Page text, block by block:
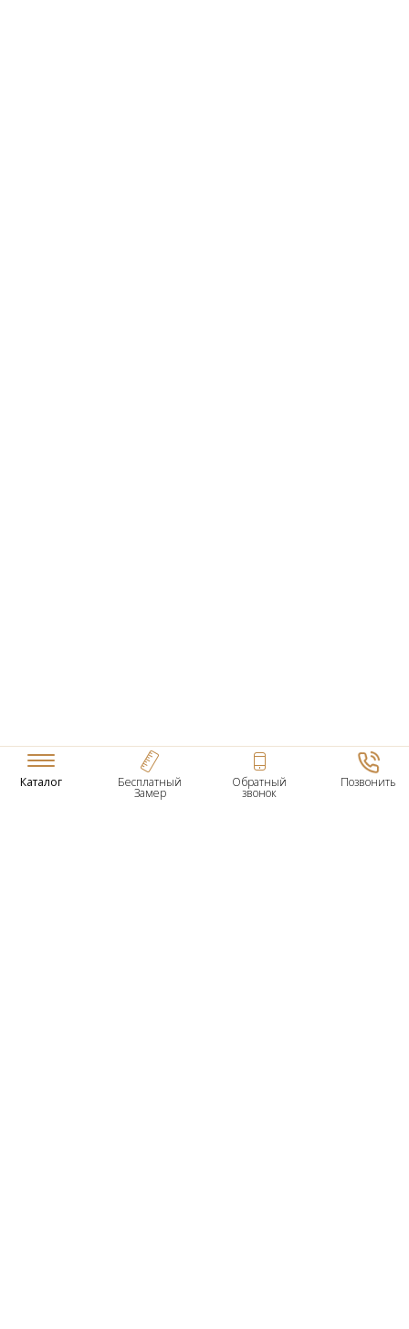
Каталог Бесплатный
Замер
Обратный
звонок
Позвонить